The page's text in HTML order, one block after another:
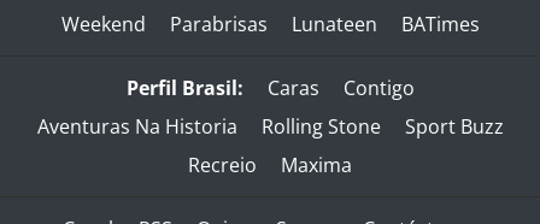
Weekend
Parabrisas Lunateen BATimes
Perfil Brasil: Caras
Contigo
Aventuras Na Historia
Rolling Stone
Sport Buzz
Recreio
Maxima